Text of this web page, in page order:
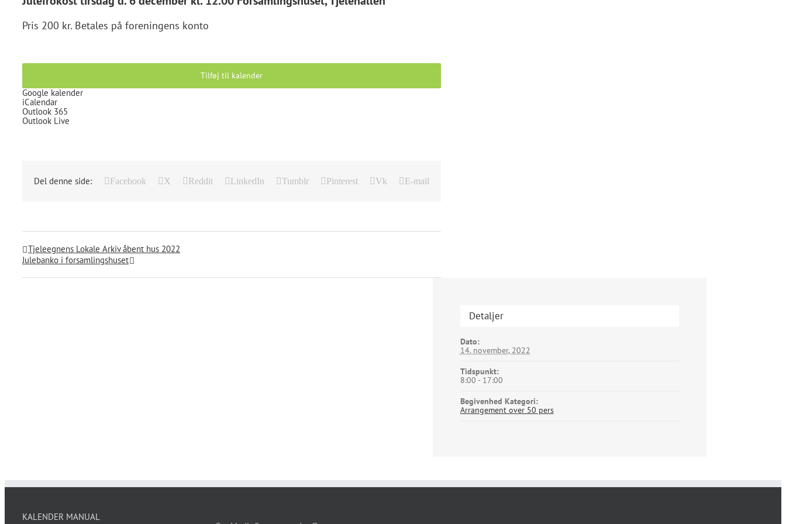
Pris 200 kr. Betales på foreningens konto
Tilføj til kalender
Google kalender
iCalendar
Outlook 365
Outlook Live
Del denne side: Facebook X Reddit LinkedIn Tumblr Pinterest Vk E-mail
Tjeleegnens Lokale Arkiv åbent hus 2022
Julebanko i forsamlingshuset
Detaljer
Dato:
14. november, 2022
Tidspunkt:
8:00 - 17:00
Begivenhed Kategori:
Arrangement over 50 pers
KALENDER MANUAL